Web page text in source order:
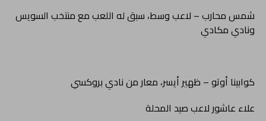
شمس محارب – لاعب وسط، سبق له اللعب مع منتخب السويس
ونادي مكادي
كوابينا أوتو – ظهير أيسر، معار من نادي بروكسي
علاء عاشور لاعب صيد المحلة